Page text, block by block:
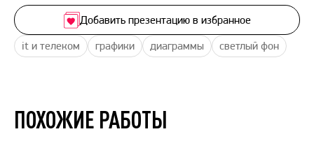
it и телеком графики диаграммы светлый фон
Добавить презентацию в избранное
ПОХОЖИЕ РАБОТЫ